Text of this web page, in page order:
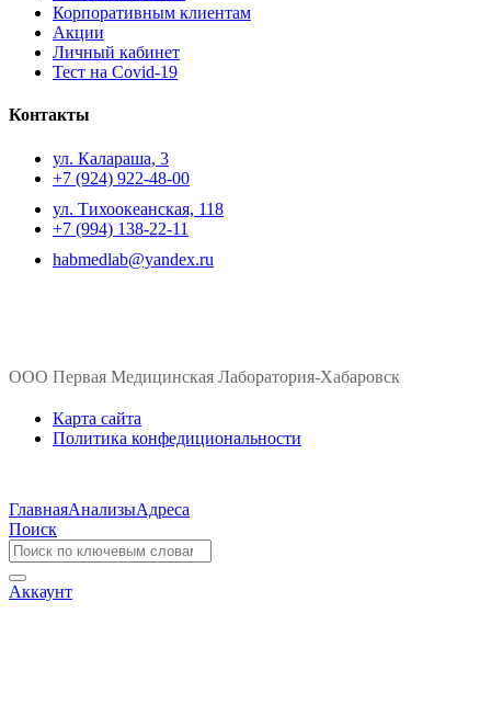
Корпоративным клиентам
Акции
Личный кабинет
Тест на Covid-19
Контакты
ул. ​Калараша, 3
+7 (924) 922-48-00
ул. ​Тихоокеанская, 118
+7 (994) 138-22-11
habmedlab@yandex.ru
ООО Первая Медицинская Лаборатория-Хабаровск
Карта сайта
Политика конфедициональности
ГлавнаяАнализыАдреса
Поиск
Аккаунт